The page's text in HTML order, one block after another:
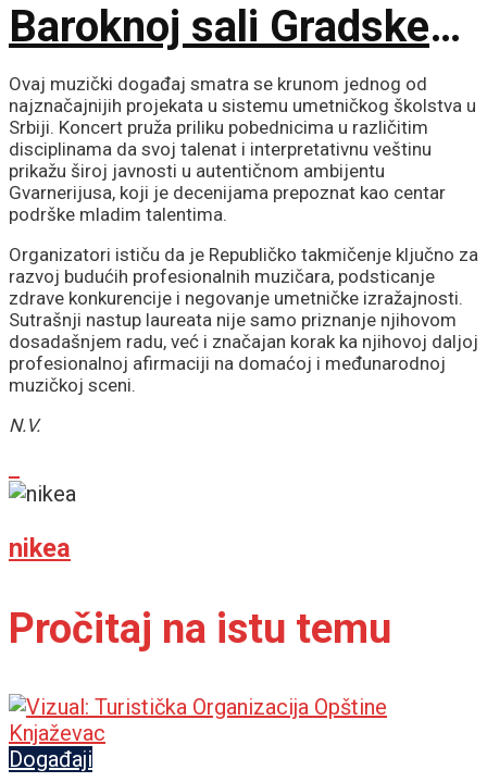
Baroknoj sali Gradske
kuće
Ovaj muzički događaj smatra se krunom jednog od
najznačajnijih projekata u sistemu umetničkog školstva u
Srbiji. Koncert pruža priliku pobednicima u različitim
disciplinama da svoj talenat i interpretativnu veštinu
prikažu široj javnosti u autentičnom ambijentu
Gvarnerijusa, koji je decenijama prepoznat kao centar
podrške mladim talentima.
Organizatori ističu da je Republičko takmičenje ključno za
razvoj budućih profesionalnih muzičara, podsticanje
zdrave konkurencije i negovanje umetničke izražajnosti.
Sutrašnji nastup laureata nije samo priznanje njihovom
dosadašnjem radu, već i značajan korak ka njihovoj daljoj
profesionalnoj afirmaciji na domaćoj i međunarodnoj
muzičkoj sceni.
N.V.
nikea
Pročitaj na istu temu
Događaji